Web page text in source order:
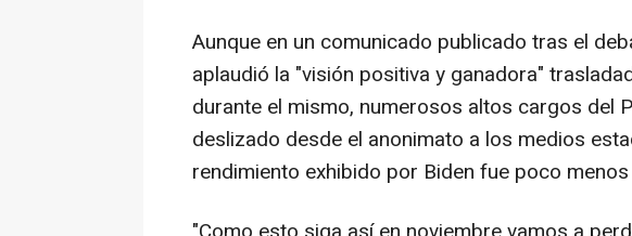
Aunque en un comunicado publicado tras el
aplaudió la "visión positiva y ganadora"
durante el mismo, numerosos altos cargos del
deslizado desde el anonimato a los medios
rendimiento exhibido por Biden fue poco